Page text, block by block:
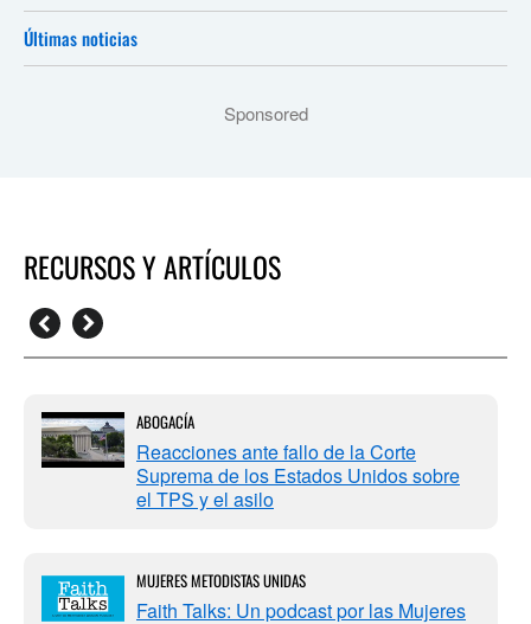
Últimas noticias
Sponsored
RECURSOS Y ARTÍCULOS
ABOGACÍA
Reacciones ante fallo de la Corte
Suprema de los Estados Unidos sobre
el TPS y el asilo
MUJERES METODISTAS UNIDAS
Faith Talks: Un podcast por las Mujeres